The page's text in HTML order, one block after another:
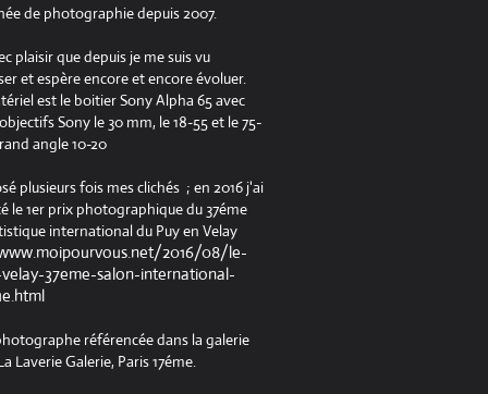
de photographie depuis 2007.
plaisir que depuis je me suis vu
et espère encore et encore évoluer.
est le boitier Sony Alpha 65 avec
Sony le 30 mm, le 18-55 et le 75-
angle 10-20
plusieurs fois mes clichés ; en 2016 j'ai
le 1er prix photographique du 37éme
international du Puy en Velay
2016/08/le-
37eme-salon-international-
référencée dans la galerie
Laverie Galerie, Paris 17éme.